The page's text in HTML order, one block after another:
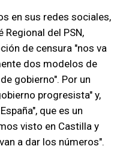
en sus redes sociales,
del PSN,
de censura "nos va
dos modelos de
gobierno". Por un
progresista" y,
que es un
visto en Castilla y
a dar los números".